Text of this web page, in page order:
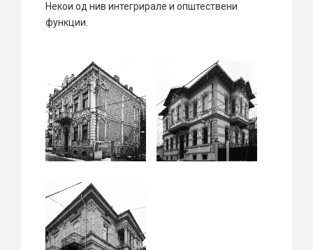
Некои од нив интегрирале и општествени
функции.